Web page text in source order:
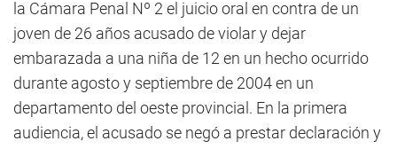
la Cámara Penal Nº 2 el juicio oral en contra de un
joven de 26 años acusado de violar y dejar
embarazada a una niña de 12 en un hecho ocurrido
durante agosto y septiembre de 2004 en un
departamento del oeste provincial. En la primera
audiencia, el acusado se negó a prestar declaración y